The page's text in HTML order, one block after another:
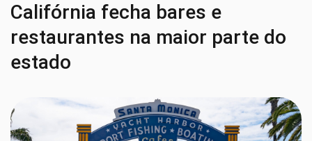
Califórnia fecha bares e
restaurantes na maior parte do
estado